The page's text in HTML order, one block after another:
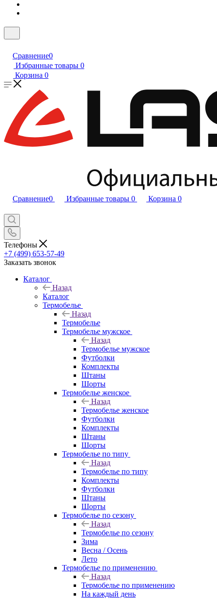
Сравнение0
Избранные товары 0
Корзина 0
Сравнение0 Избранные товары 0 Корзина 0
Телефоны
+7 (499) 653-57-49
Заказать звонок
Каталог
Назад
Каталог
Термобелье
Назад
Термобелье
Термобелье мужское
Назад
Термобелье мужское
Футболки
Комплекты
Штаны
Шорты
Термобелье женское
Назад
Термобелье женское
Футболки
Комплекты
Штаны
Шорты
Термобелье по типу
Назад
Термобелье по типу
Комплекты
Футболки
Штаны
Шорты
Термобелье по сезону
Назад
Термобелье по сезону
Зима
Весна / Осень
Лето
Термобелье по применению
Назад
Термобелье по применению
На каждый день